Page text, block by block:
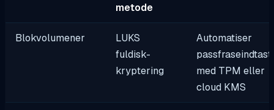
metode
Blokvolumener
LUKS
fuldisk-
kryptering
Automatiser
med TPM eller
cloud KMS